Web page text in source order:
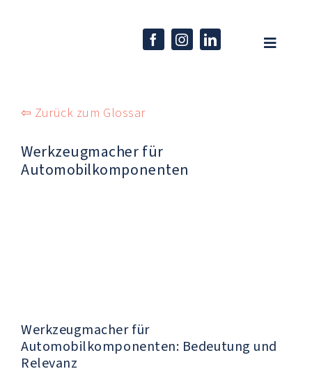
Toggle
Unternehmen
Kompetenzen
⇦ Zurück zum Glossar
Werkzeugmacher für
Automobilkomponenten
Werkzeugmacher für
Automobilkomponenten: Bedeutung und
Relevanz